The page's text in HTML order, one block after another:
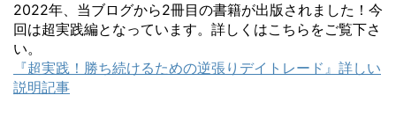
2022年、当ブログから2冊目の書籍が出版されました！今
回は超実践編となっています。詳しくはこちらをご覧下さ
い。
『超実践！勝ち続けるための逆張りデイトレード』詳しい
説明記事